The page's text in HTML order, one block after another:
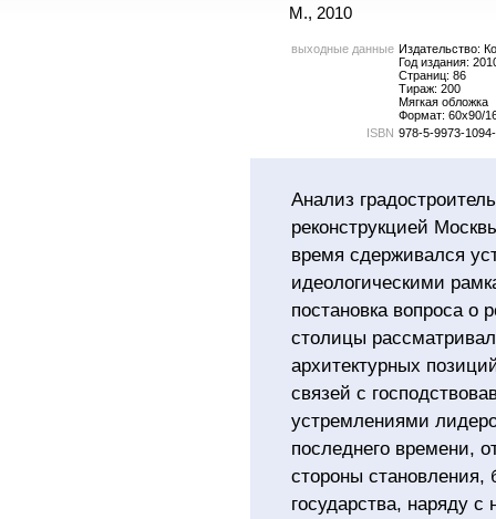
М., 2010
выходные данные Издательство:
Год издания:
Страниц: 86
Тираж: 200
Мягкая обложка
Формат: 60x90/
ISBN 978-5-9973-
Анализ
реконструкцией
время сдерживался
идеологическими
постановка вопроса о
столицы
архитектурных
связей с
устремлениями
последнего времени,
стороны становления,
государства, наряду